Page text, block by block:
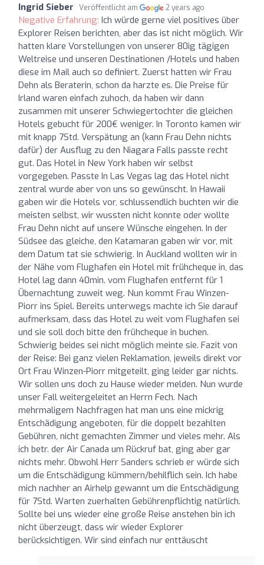
Ingrid Sieber Veröffentlicht am 2 years ago
Negative Erfahrung: Ich würde gerne viel positives über
Explorer Reisen berichten, aber das ist nicht möglich. Wir
hatten klare Vorstellungen von unserer 80ig tägigen
Weltreise und unseren Destinationen /Hotels und haben
diese im Mail auch so definiert. Zuerst hatten wir Frau
Dehn als Beraterin, schon da harzte es. Die Preise für
Irland waren einfach zuhoch, da haben wir dann
zusammen mit unserer Schwiegertochter die gleichen
Hotels gebucht für 200€ weniger. In Toronto kamen wir
mit knapp 7Std. Verspätung an (kann Frau Dehn nichts
dafür) der Ausflug zu den Niagara Falls passte recht
gut. Das Hotel in New York haben wir selbst
vorgegeben. Passte In Las Vegas lag das Hotel nicht
zentral wurde aber von uns so gewünscht. In Hawaii
gaben wir die Hotels vor, schlussendlich buchten wir die
meisten selbst, wir wussten nicht konnte oder wollte
Frau Dehn nicht auf unsere Wünsche eingehen. In der
Südsee das gleiche, den Katamaran gaben wir vor, mit
dem Datum tat sie schwierig. In Auckland wollten wir in
der Nähe vom Flughafen ein Hotel mit frühcheque in, das
Hotel lag dann 40min. vom Flughafen entfernt für 1
Übernachtung zuweit weg. Nun kommt Frau Winzen-
Piorr ins Spiel. Bereits unterwegs machte ich Sie darauf
aufmerksam, dass das Hotel zu weit vom Flughafen sei
und sie soll doch bitte den frühcheque in buchen.
Schwierig beides sei nicht möglich meinte sie. Fazit von
der Reise: Bei ganz vielen Reklamation, jeweils direkt vor
Ort Frau Winzen-Piorr mitgeteilt, ging leider gar nichts.
Wir sollen uns doch zu Hause wieder melden. Nun wurde
unser Fall weitergeleitet an Herrn Fech. Nach
mehrmaligem Nachfragen hat man uns eine mickrig
Entschädigung angeboten, für die doppelt bezahlten
Gebühren, nicht gemachten Zimmer und vieles mehr. Als
ich betr. der Air Canada um Rückruf bat, ging aber gar
nichts mehr. Obwohl Herr Sanders schrieb er würde sich
um die Entschädigung kümmern/behilflich sein. Ich habe
mich nachher an Airhelp gewannt um die Entschädigung
für 7Std. Warten zuerhalten Gebührenpflichtig natürlich.
Sollte bei uns wieder eine große Reise anstehen bin ich
nicht überzeugt, dass wir wieder Explorer
berücksichtigen. Wir sind einfach nur enttäuscht